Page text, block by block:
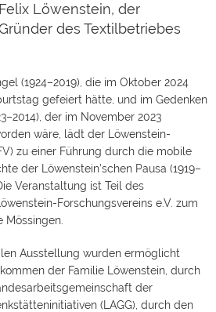
Löwenstein, der
des Textilbetriebes
(1924–2019), die im Oktober 2024
gefeiert hätte, und im Gedenken
der im November 2023
wäre, lädt der Löwenstein-
zu einer Führung durch die mobile
der Löwenstein’schen Pausa (1919–
Veranstaltung ist Teil des
Forschungsvereins e.V. zum
Mössingen.
Ausstellung wurden ermöglicht
der Familie Löwenstein, durch
der
(LAGG), durch den